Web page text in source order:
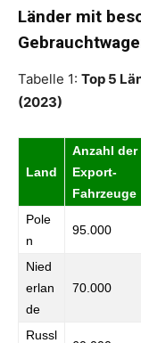
Länder mit
Tabelle 1: Top 5
(2023)
Land
Anzahl der
Export-
Fahrzeuge
Pole
n
95.000
Nied
erlan
de
70.000
Russl